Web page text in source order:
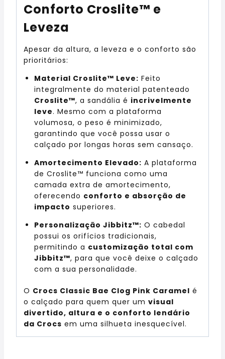
Conforto Croslite™ e
Leveza
Apesar da altura, a leveza e o conforto são
prioritários:
Material Croslite™ Leve: Feito
integralmente do material patenteado
Croslite™, a sandália é incrivelmente
leve. Mesmo com a plataforma
volumosa, o peso é minimizado,
garantindo que você possa usar o
calçado por longas horas sem cansaço.
Amortecimento Elevado: A plataforma
de Croslite™ funciona como uma
camada extra de amortecimento,
oferecendo conforto e absorção de
impacto superiores.
Personalização Jibbitz™: O cabedal
possui os orifícios tradicionais,
permitindo a customização total com
Jibbitz™, para que você deixe o calçado
com a sua personalidade.
O Crocs Classic Bae Clog Pink Caramel é
o calçado para quem quer um visual
divertido, altura e o conforto lendário
da Crocs em uma silhueta inesquecível.